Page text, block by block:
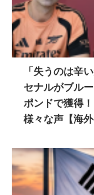
「失うのは辛
セナルがブル
ポンドで獲得
様々な声【海外